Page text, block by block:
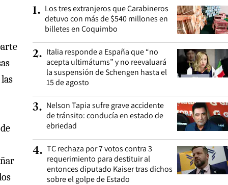
1. Los tres extranjeros que Carabineros
detuvo con más de $540 millones en
billetes en Coquimbo
2. Italia responde a España que “no
acepta ultimátums” y no reevaluará
la suspensión de Schengen hasta el
15 de agosto
3. Nelson Tapia sufre grave accidente
de tránsito: conducía en estado de
ebriedad
4. TC rechaza por 7 votos contra 3
requerimiento para destituir al
entonces diputado Kaiser tras dichos
sobre el golpe de Estado